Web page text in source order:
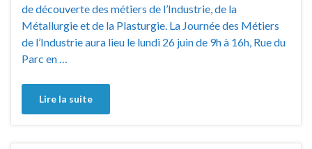
de découverte des métiers de l’Industrie, de la
Métallurgie et de la Plasturgie. La Journée des Métiers
de l’Industrie aura lieu le lundi 26 juin de 9h à 16h, Rue du
Parc en …
Lire la suite